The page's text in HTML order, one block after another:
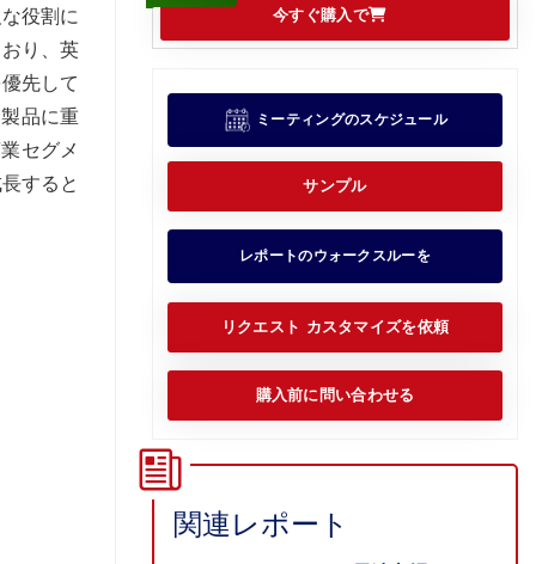
役割に
り、英
先して
品に重
セグメ
すると
今すぐ購入で
ミーティングのスケジュール
サンプル
レポートのウォークスルーを
リクエスト カスタマイズを依頼
購入前に問い合わせる
関連レポート